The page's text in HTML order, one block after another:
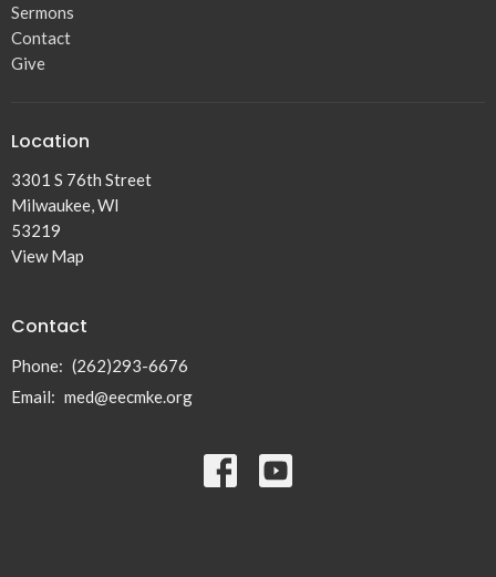
Sermons
Contact
Give
Location
3301 S 76th Street
Milwaukee, WI
53219
View Map
Contact
Phone: (262)293-6676
Email: med@eecmke.org